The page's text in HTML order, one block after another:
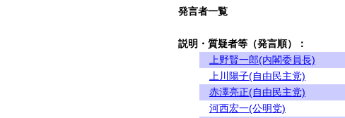
発言者一覧
説明・質疑者等（発言順）：
上野賢一郎(内閣委員長)
上川陽子(自由民主党)
赤澤亮正(自由民主党)
河西宏一(公明党)